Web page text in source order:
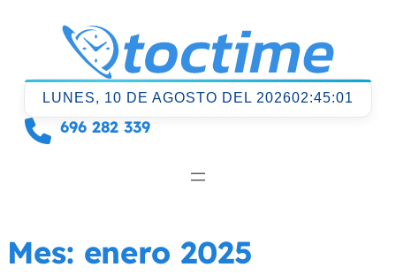
contenido
LUNES, 10 DE AGOSTO DEL 202602:45:01
696 282 339
Mes: enero 2025